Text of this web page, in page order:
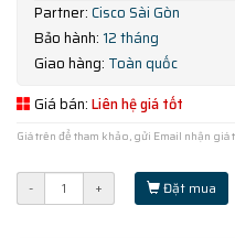
Partner:Cisco Sài Gòn
Bảo hành: 12 tháng
Giao hàng: Toàn quốc
Giá bán:Liên hệ giá tốt
Giá trên để tham khảo, gửi Email nhận giá
- + Đặt mua